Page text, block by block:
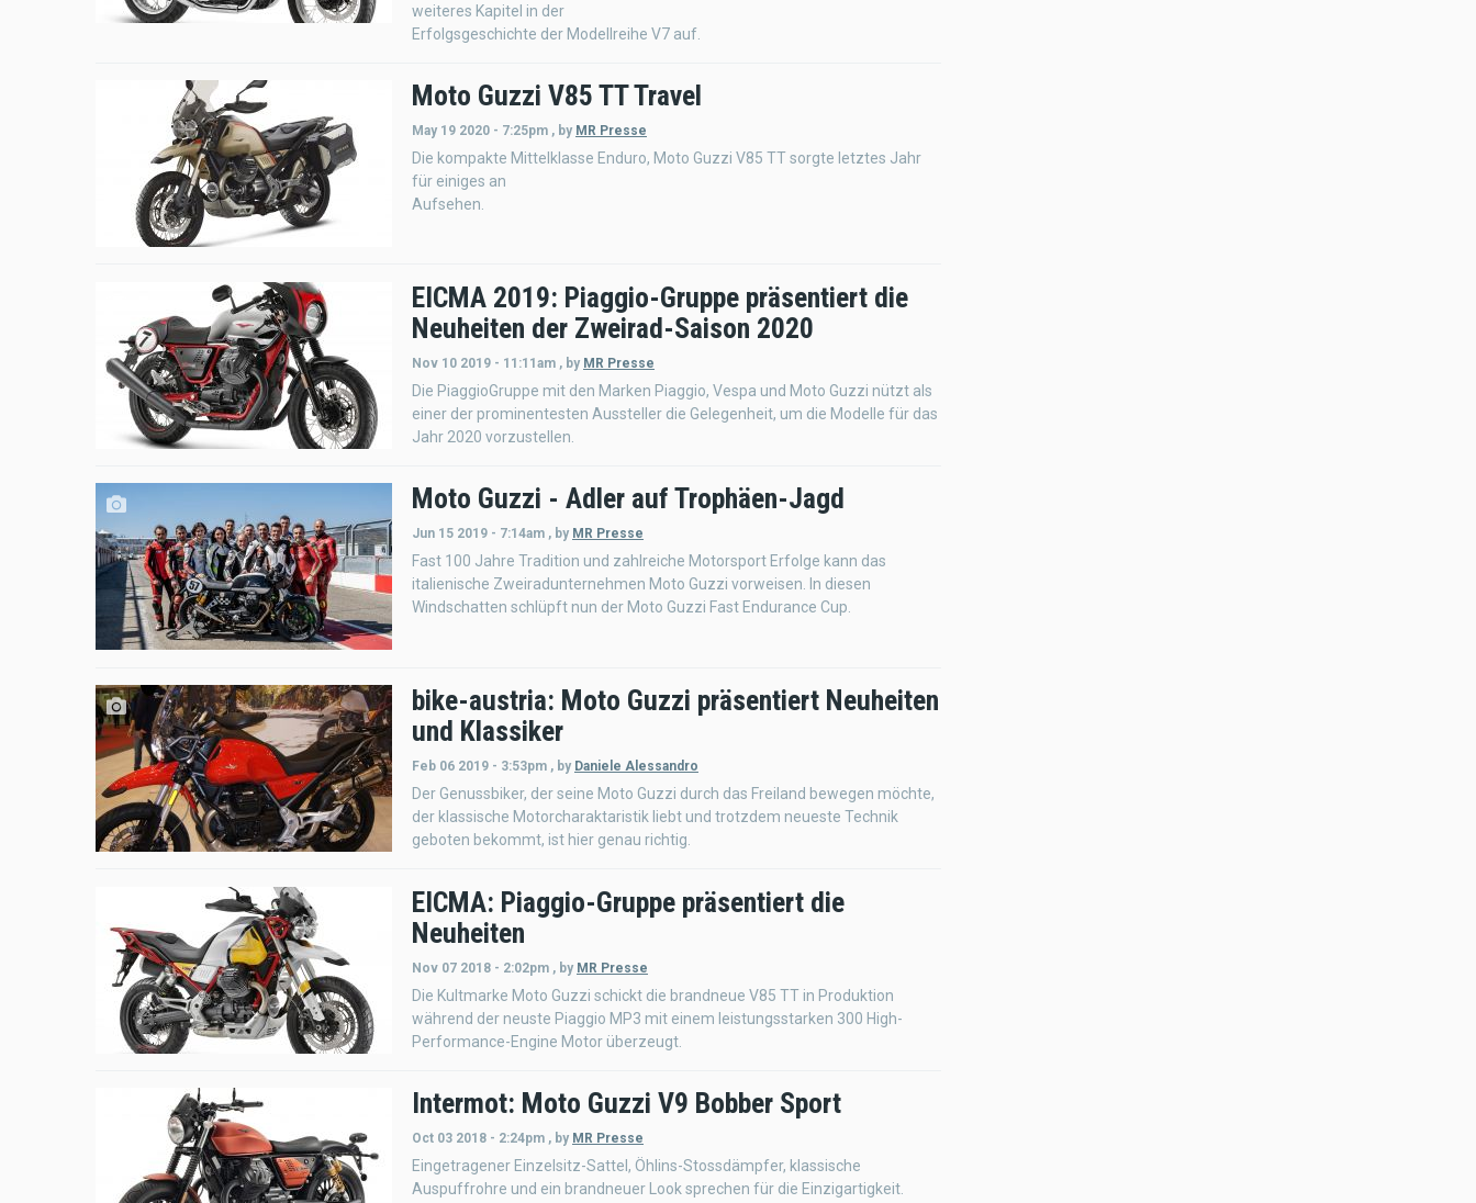
weiteres Kapitel in der
Erfolgsgeschichte der Modellreihe V7 auf.
Moto Guzzi V85 TT Travel
May 19 2020 - 7:25pm , by MR Presse
Die kompakte Mittelklasse Enduro, Moto Guzzi V85 TT sorgte letztes Jahr
für einiges an
Aufsehen.
EICMA 2019: Piaggio-Gruppe präsentiert die
Neuheiten der Zweirad-Saison 2020
Nov 10 2019 - 11:11am , by MR Presse
Die PiaggioGruppe mit den Marken Piaggio, Vespa und Moto Guzzi nützt als
einer der prominentesten Aussteller die Gelegenheit, um die Modelle für das
Jahr 2020 vorzustellen.
Moto Guzzi - Adler auf Trophäen-Jagd
Jun 15 2019 - 7:14am , by MR Presse
Fast 100 Jahre Tradition und zahlreiche Motorsport Erfolge kann das
italienische Zweiradunternehmen Moto Guzzi vorweisen. In diesen
Windschatten schlüpft nun der Moto Guzzi Fast Endurance Cup.
bike-austria: Moto Guzzi präsentiert Neuheiten
und Klassiker
Feb 06 2019 - 3:53pm , by Daniele Alessandro
Der Genussbiker, der seine Moto Guzzi durch das Freiland bewegen möchte,
der klassische Motorcharaktaristik liebt und trotzdem neueste Technik
geboten bekommt, ist hier genau richtig.
EICMA: Piaggio-Gruppe präsentiert die
Neuheiten
Nov 07 2018 - 2:02pm , by MR Presse
Die Kultmarke Moto Guzzi schickt die brandneue V85 TT in Produktion
während der neuste Piaggio MP3 mit einem leistungsstarken 300 High-
Performance-Engine Motor überzeugt.
Intermot: Moto Guzzi V9 Bobber Sport
Oct 03 2018 - 2:24pm , by MR Presse
Eingetragener Einzelsitz-Sattel, Öhlins-Stossdämpfer, klassische
Auspuffrohre und ein brandneuer Look sprechen für die Einzigartigkeit.